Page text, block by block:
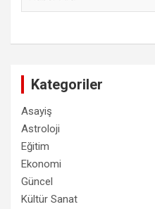
Kategoriler
Asayiş
Astroloji
Eğitim
Ekonomi
Güncel
Kültür Sanat